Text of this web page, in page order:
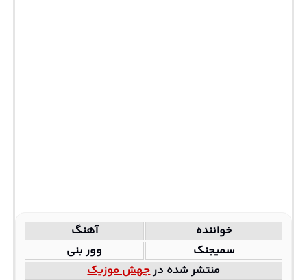
خواننده
آهنگ
سمیجنک
وور بنی
منتشر شده درجهش موزیک